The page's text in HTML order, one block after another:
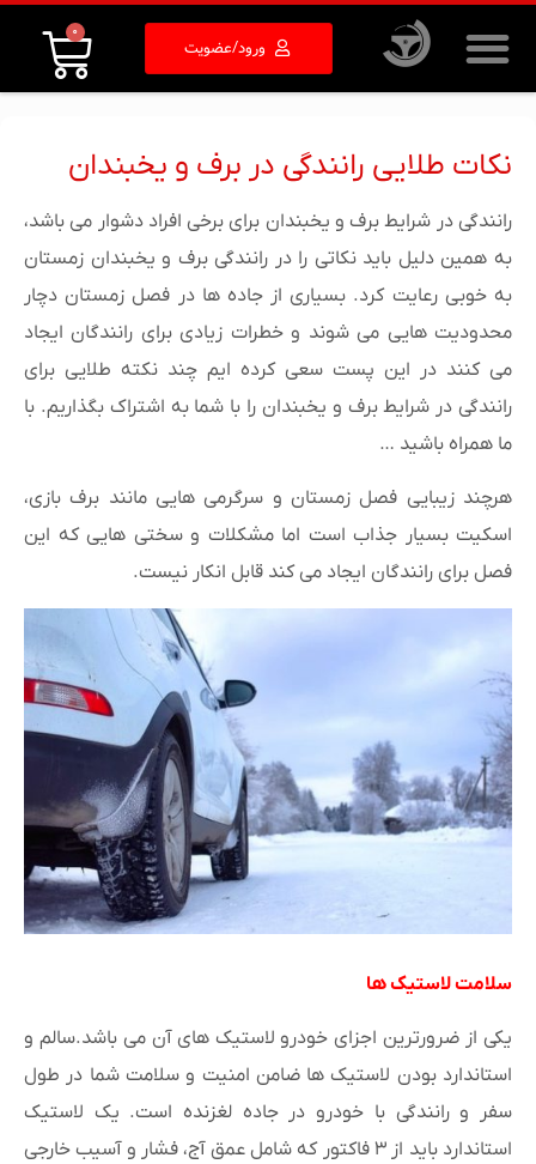
ورود/عضویت
0
نکات طلایی رانندگی در برف و یخبندان
رانندگی در شرایط برف و یخبندان برای برخی افراد دشوار می باشد،
به همین دلیل باید نکاتی را در رانندگی برف و یخبندان زمستان
به خوبی رعایت کرد. بسیاری از جاده ها در فصل زمستان دچار
محدودیت هایی می شوند و خطرات زیادی برای رانندگان ایجاد
می کنند در این پست سعی کرده ایم چند نکته طلایی برای
رانندگی در شرایط برف و یخبندان را با شما به اشتراک بگذاریم. با
ما همراه باشید …
هرچند زیبایی فصل زمستان و سرگرمی هایی مانند برف بازی،
اسکیت بسیار جذاب است اما مشکلات و سختی هایی که این
فصل برای رانندگان ایجاد می کند قابل انکار نیست.
سلامت لاستیک ها
یکی از ضرورترین اجزای خودرو لاستیک های آن می باشد.سالم و
استاندارد بودن لاستیک ها ضامن امنیت و سلامت شما در طول
سفر و رانندگی با خودرو در جاده لغزنده است. یک لاستیک
استاندارد باید از ۳ فاکتور که شامل عمق آج، فشار و آسیب خارجی